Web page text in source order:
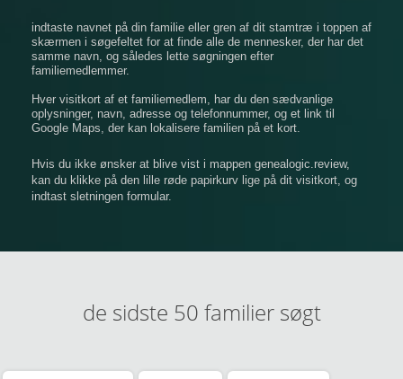
indtaste navnet på din familie eller gren af ​​dit stamtræ i toppen af
​​skærmen i søgefeltet for at finde alle de mennesker, der har det
samme navn, og således lette søgningen efter
familiemedlemmer.
Hver visitkort af et familiemedlem, har du den sædvanlige
oplysninger, navn, adresse og telefonnummer, og et link til
Google Maps, der kan lokalisere familien på et kort.
Hvis du ikke ønsker at blive vist i mappen genealogic.review,
kan du klikke på den lille røde papirkurv lige på dit visitkort, og
indtast sletningen formular.
de sidste 50 familier søgt